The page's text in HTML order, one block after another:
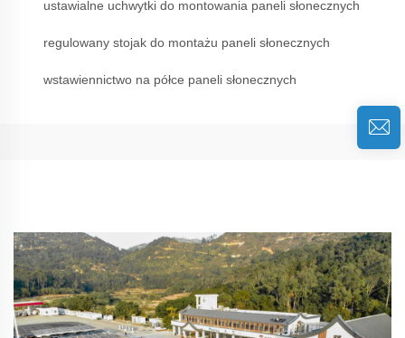
ustawialne uchwytki do montowania paneli słonecznych
regulowany stojak do montażu paneli słonecznych
wstawiennictwo na półce paneli słonecznych